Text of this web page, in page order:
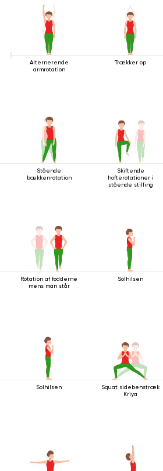
Alternerende
armrotation
Trækker op
Stående
bækkenrotation
Skiftende
hofterotationer i
stående stilling
Rotation af fødderne
mens man står
Solhilsen
Solhilsen
Squat sidebenstræk
Kriya